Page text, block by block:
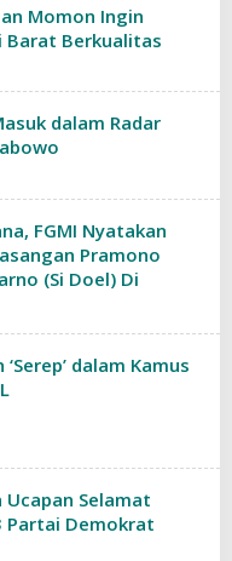
Momon Ingin
Barat Berkualitas
dalam Radar
FGMI Nyatakan
Pramono
(Si Doel) Di
dalam Kamus
Ucapan Selamat
Partai Demokrat